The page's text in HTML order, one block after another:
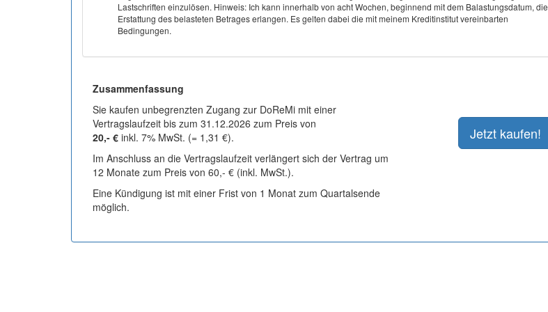
Lastschriften einzulösen. Hinweis: Ich kann innerhalb von acht Wochen, beginnend mit dem Balastungsdatum, die
Erstattung des belasteten Betrages erlangen. Es gelten dabei die mit meinem Kreditinstitut vereinbarten
Bedingungen.
Zusammenfassung
Sie kaufen unbegrenzten Zugang zur DoReMi mit einer
Vertragslaufzeit bis zum 31.12.2026 zum Preis von
20,- € inkl. 7% MwSt. (= 1,31 €).
Im Anschluss an die Vertragslaufzeit verlängert sich der Vertrag um
12 Monate zum Preis von 60,- € (inkl. MwSt.).
Eine Kündigung ist mit einer Frist von 1 Monat zum Quartalsende
möglich.